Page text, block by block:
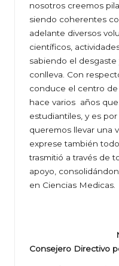
nosotros creemos
siendo coherentes
adelante diversos
científicos,
sabiendo el
conlleva. Con
conduce el centro de
hace varios años
estudiantiles, y es
queremos llevar una
exprese también
trasmitió a través de
apoyo,
en Ciencias Medicas.
Consejero Directivo